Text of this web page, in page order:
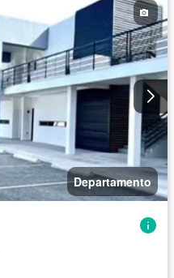
Departamento